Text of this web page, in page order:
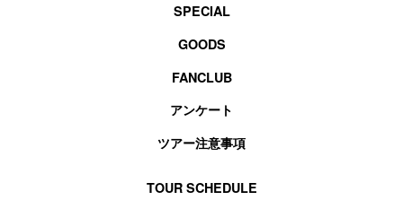
SPECIAL
GOODS
FANCLUB
アンケート
ツアー注意事項
TOUR SCHEDULE